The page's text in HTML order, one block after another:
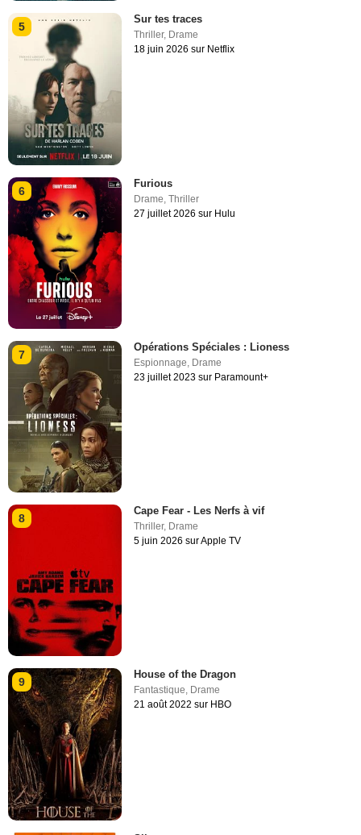
5
Sur tes traces
Thriller, Drame
18 juin 2026 sur Netflix
6
Furious
Drame ,Thriller
27 juillet 2026 sur Hulu
7
Opérations Spéciales : Lioness
Espionnage, Drame
23 juillet 2023 sur Paramount+
8
Cape Fear - Les Nerfs à vif
Thriller, Drame
5 juin 2026 sur Apple TV
9
House of the Dragon
Fantastique, Drame
21 août 2022 sur HBO